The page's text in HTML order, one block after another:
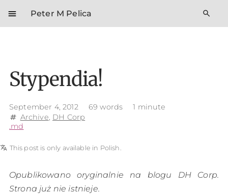
menu Peter M Pelica search
Stypendia!
September 4, 2012 69 words 1 minute
tag Archive, DH Corp
.md
translate This post is only available in Polish.
Opublikowano oryginalnie na blogu DH Corp.
Strona już nie istnieje.